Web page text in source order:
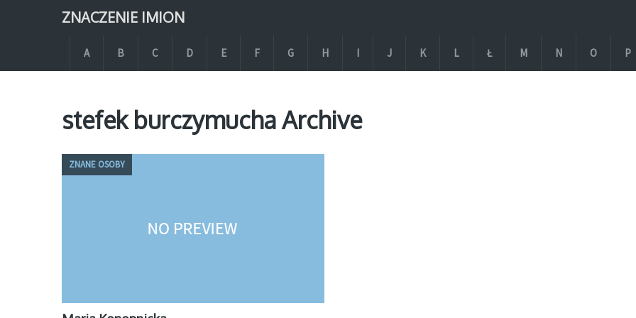
ZNACZENIE IMION
A B C D E F G H I J K L Ł M N O P
stefek burczymucha Archive
ZNANE OSOBY